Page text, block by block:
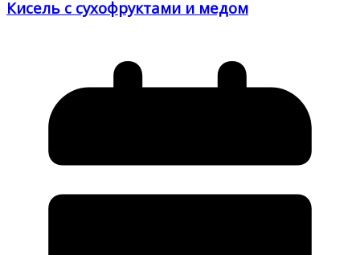
Кисель с сухофруктами и медом